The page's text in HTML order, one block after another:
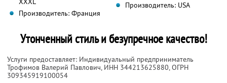
Производитель: Франция
Производитель: USA
Утонченный стиль и безупречное качество!
Услуги предоставляет: Индивидуальный предприниматель
Трофимов Валерий Павлович, ИНН 344213625880, ОГРН
309345919100054